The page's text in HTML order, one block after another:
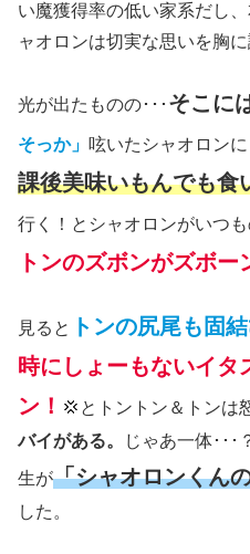
い魔獲得率の低い家系だし
ャオロンは切実な思いを胸に
光が出たものの･･･ そこに
そっか」 呟いたシャオロン
課後美味いもんでも食
行く！とシャオロンがいつ
トンのズボンがズボー
見ると トンの尻尾も固
時にしょーもないイタ
ン！ 💢とトントン＆トンは
バイがある。
じゃあ一体･･･
生が「シャオロンくん
した。